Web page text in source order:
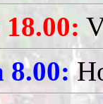
8.00: